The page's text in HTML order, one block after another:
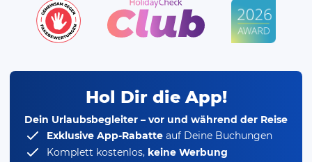
Hol Dir die App!
Dein Urlaubsbegleiter – vor und während der Reise
Exklusive App-Rabatte auf Deine Buchungen
Komplett kostenlos, keine Werbung